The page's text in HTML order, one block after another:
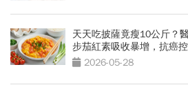
天天吃披薩竟瘦10公斤？
步茄紅素吸收暴增，抗癌
2026-05-28